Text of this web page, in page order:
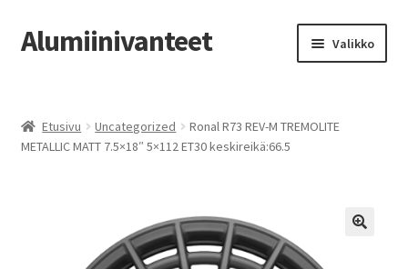
Siirry
navigointiin
Siirry
sisältöön
Alumiinivanteet Valikko
Kauppa
Etusivu Uncategorized
Ronal R73 REV-M TREMOLITE
METALLIC MATT 7.5×18″ 5×112 ET30 keskireikä:66.5